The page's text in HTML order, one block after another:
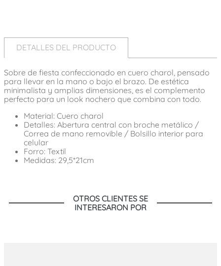
DETALLES DEL PRODUCTO
Sobre de fiesta confeccionado en cuero charol, pensado
para llevar en la mano o bajo el brazo. De estética
minimalista y amplias dimensiones, es el complemento
perfecto para un look nochero que combina con todo.
Material: Cuero charol
Detalles: Abertura central con broche metálico /
Correa de mano removible / Bolsillo interior para
celular
Forro: Textil
Medidas: 29,5*21cm
OTROS CLIENTES SE
INTERESARON POR